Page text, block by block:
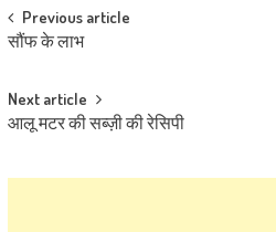
Post
navigation
Previous article
सौंफ के लाभ
Next article
आलू मटर की सब्ज़ी की रेसिपी